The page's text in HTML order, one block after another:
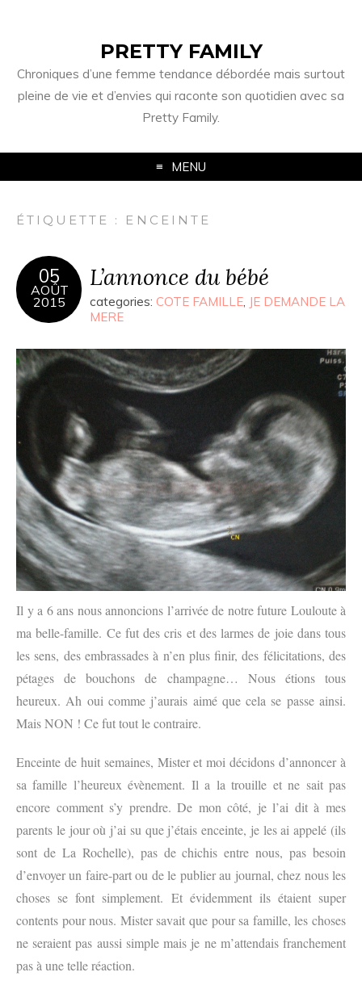
PRETTY FAMILY
Chroniques d’une femme tendance débordée mais surtout
pleine de vie et d’envies qui raconte son quotidien avec sa
Pretty Family.
MENU
ÉTIQUETTE : ENCEINTE
05
AOÛT
2015
L’annonce du bébé
categories: COTE FAMILLE, JE DEMANDE LA
MERE
Il y a 6 ans nous annoncions l’arrivée de notre future Louloute à
ma belle-famille. Ce fut des cris et des larmes de joie dans tous
les sens, des embrassades à n’en plus finir, des félicitations, des
pétages de bouchons de champagne… Nous étions tous
heureux. Ah oui comme j’aurais aimé que cela se passe ainsi.
Mais NON ! Ce fut tout le contraire.
Enceinte de huit semaines, Mister et moi décidons d’annoncer à
sa famille l’heureux évènement. Il a la trouille et ne sait pas
encore comment s’y prendre. De mon côté, je l’ai dit à mes
parents le jour où j’ai su que j’étais enceinte, je les ai appelé (ils
sont de La Rochelle), pas de chichis entre nous, pas besoin
d’envoyer un faire-part ou de le publier au journal, chez nous les
choses se font simplement. Et évidemment ils étaient super
contents pour nous. Mister savait que pour sa famille, les choses
ne seraient pas aussi simple mais je ne m’attendais franchement
pas à une telle réaction.